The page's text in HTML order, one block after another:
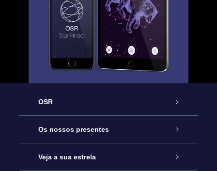
OSR
Serviço
Contactos
Os nossos presentes
Prenda Star Online
Veja a sua estrela